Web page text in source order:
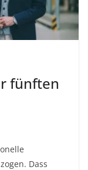
fünften
Dass